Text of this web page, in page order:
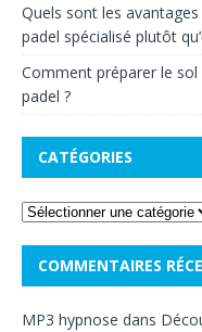
Quels sont les
padel spécialisé plutôt
Comment préparer le
padel ?
CATÉGORIES
COMMENTAIRES
MP3 hypnose dans